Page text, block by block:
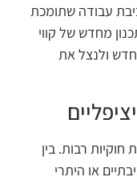
עבודה שתומכת
מחדש של קווי
ולנצל את
רבות. בין
או היתרי